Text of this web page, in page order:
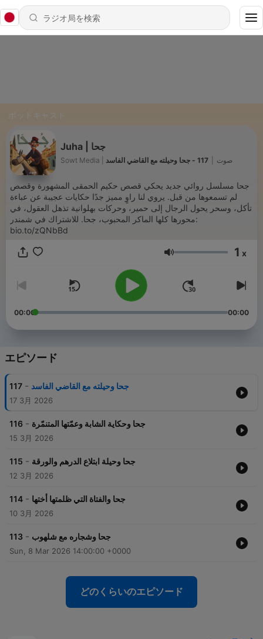
ポッドキャスト
Juha | جحا
Sowt Media | صوت 117 - جحا وحيلته مع القاضي الفاسد
جحا مسلسل روائي جديد يحكي قصص حكيم الحمقى المشهورة وقصص
لم تسمعوها من قبل. يروي لنا راوٍ مميز جدًا حكايات عجيبة عن عباءة
تأكل، وسحر يحول الرجال إلى حمير، وحركات بهلوانية تذهل العقول، في
محورها كلها الماكر المحبوب، جحا. للاشتراك في شمندر:
bio.to/zQNbBd
音量 1 x
00:00 00:00
エピソード
117 - جحا وحيلته مع القاضي الفاسد
17 3月 2026
116 - جحا وحكاية الشابة وعمّتها المتنمّرة
15 3月 2026
115 - جحا وحيلة ابتلاع الدرهم والورقة
12 3月 2026
114 - جحا والفتاة التي ظلمتها أختها
10 3月 2026
113 - جحا وشجاره مع شلهوب
Sun, 8 Mar 2026 14:00:00 +0000
どのくらいのエピソード